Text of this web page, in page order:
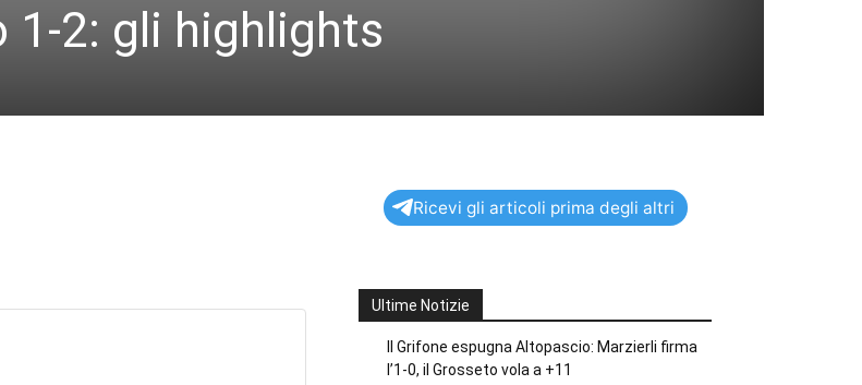
1-2: gli highlights
Ricevi gli articoli prima degli altri
Ultime Notizie
Il Grifone espugna Altopascio: Marzierli firma
l’1-0, il Grosseto vola a +11